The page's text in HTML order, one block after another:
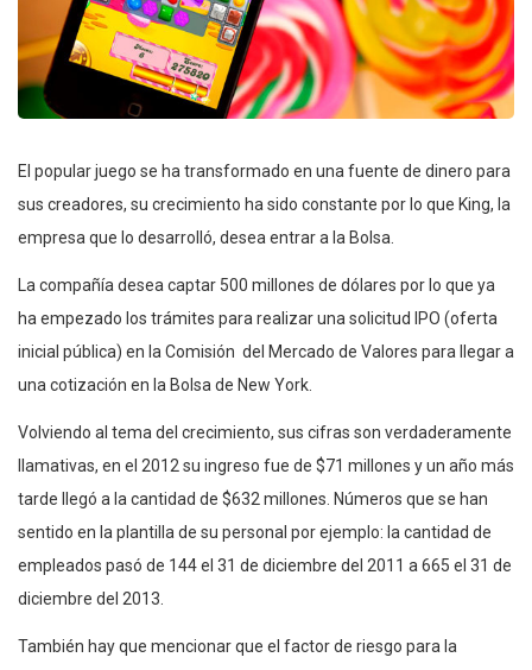
El popular juego se ha transformado en una fuente de dinero para
sus creadores, su crecimiento ha sido constante por lo que King, la
empresa que lo desarrolló, desea entrar a la Bolsa.
La compañía desea captar 500 millones de dólares por lo que ya
ha empezado los trámites para realizar una solicitud IPO (oferta
inicial pública) en la Comisión del Mercado de Valores para llegar a
una cotización en la Bolsa de New York.
Volviendo al tema del crecimiento, sus cifras son verdaderamente
llamativas, en el 2012 su ingreso fue de $71 millones y un año más
tarde llegó a la cantidad de $632 millones. Números que se han
sentido en la plantilla de su personal por ejemplo: la cantidad de
empleados pasó de 144 el 31 de diciembre del 2011 a 665 el 31 de
diciembre del 2013.
También hay que mencionar que el factor de riesgo para la